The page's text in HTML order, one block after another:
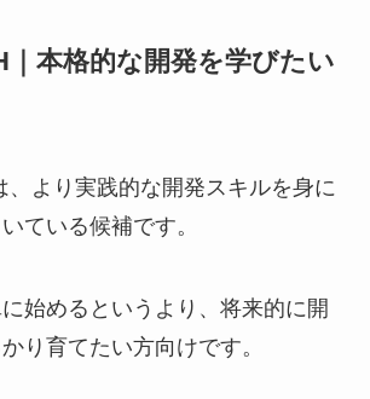
｜本格的な開発を学びたい
、より実践的な開発スキルを身に
ている候補です。
始めるというより、将来的に開
り育てたい方向けです。